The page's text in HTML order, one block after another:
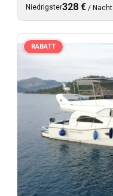
Niedrigster328 € / Nacht
RABATT